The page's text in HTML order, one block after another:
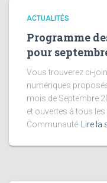
ACTUALITÉS
Programme
pour
Vous trouverez ci-
numériques
mois de Septembre
et ouvertes à tous
Communauté
Lire la